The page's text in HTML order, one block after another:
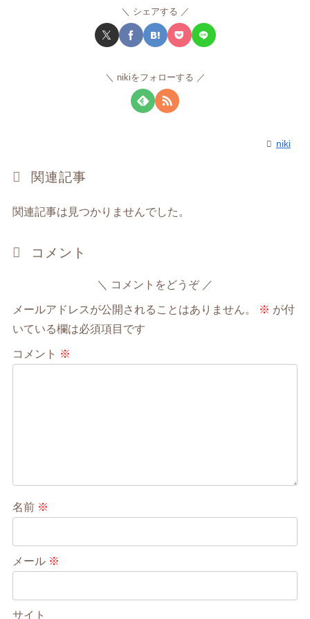
シェアする
nikiをフォローする
niki
関連記事
関連記事は見つかりませんでした。
コメント
コメントをどうぞ
メールアドレスが公開されることはありません。 ※ が付
いている欄は必須項目です
コメント ※
名前 ※
メール ※
サイト